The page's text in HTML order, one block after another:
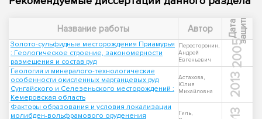
Название работы Автор Д
а
т
а
з
а
щ
и
т ы
Золото-сульфидные месторождения Приамурья
: Геологическое строение, закономерности
размещения и состав руд
Пересторонин,
Андрей
Евгеньевич
2005
Геология и минералого-технологические
особенности окисленных марганцевых руд
Сунгайского и Селезеньского месторождений :
Кемеровская область
Астахова,
Юлия
Михайловна
2013
Факторы образования и условия локализации
молибден-вольфрамового оруденения
Гиль,